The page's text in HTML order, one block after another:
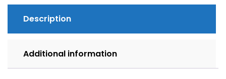
Description
Additional information